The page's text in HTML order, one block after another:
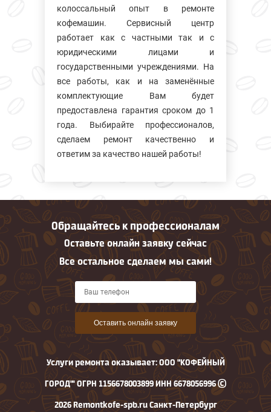
колосcальный опыт в ремонте
кофемашин. Сервисный центр
работает как с частными так и с
юридическими лицами и
государственными учреждениями. На
все работы, как и на заменённые
комплектующие Вам будет
предоставлена гарантия сроком до 1
года. Выбирайте профессионалов,
сделаем ремонт качественно и
ответим за качество нашей работы!
Обращайтесь к профессионалам
Оставьте онлайн заявку сейчас
Все остальное сделаем мы сами!
Оставить онлайн заявку
Услуги ремонта оказывает: ООО "КОФЕЙНЫЙ
ГОРОД"' ОГРН 1156678003899 ИНН 6678056996 ©
2026 Remontkofe-spb.ru Санкт-Петербург